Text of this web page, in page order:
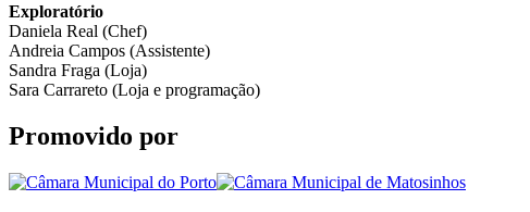
Exploratório
Daniela Real (Chef)
Andreia Campos (Assistente)
Sandra Fraga (Loja)
Sara Carrareto (Loja e programação)
Promovido por